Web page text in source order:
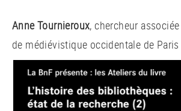
Anne Tournieroux, chercheur
de médiévistique occidentale de Paris